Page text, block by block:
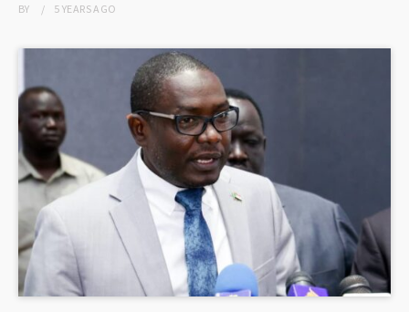
BY 5 YEARSAGO